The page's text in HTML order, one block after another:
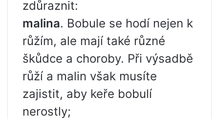
zdůraznit:
malina. Bobule se hodí nejen k
růžím, ale mají také různé
škůdce a choroby. Při výsadbě
růží a malin však musíte
zajistit, aby keře bobulí
nerostly;